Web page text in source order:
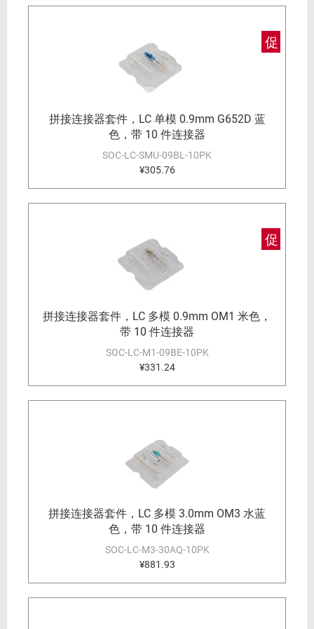
促
拼接连接器套件，LC 单模 0.9mm G652D 蓝
色，带 10 件连接器
SOC-LC-SMU-09BL-10PK
¥305.76
促
拼接连接器套件，LC 多模 0.9mm OM1 米色，
带 10 件连接器
SOC-LC-M1-09BE-10PK
¥331.24
拼接连接器套件，LC 多模 3.0mm OM3 水蓝
色，带 10 件连接器
SOC-LC-M3-30AQ-10PK
¥881.93